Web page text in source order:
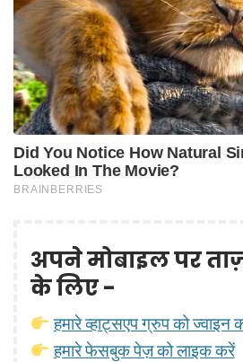
अपने मोबाइल पर
के लिए -
हमारे व्हाट्सएप ग्रुप को ज्वाइन
हमारे फेसबुक पेज़ को लाइक करें